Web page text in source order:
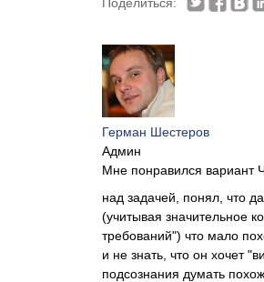
Герман Шестеров
Админ
Мне понравился вариант
над задачей, понял, что
(учитывая значительное
требований") что мало
и не знать, что он хочет
подсознания думать